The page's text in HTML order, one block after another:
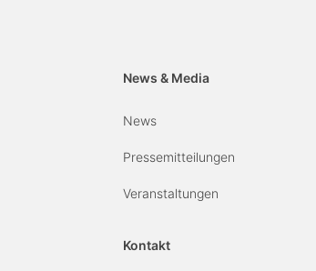
News & Media
News
Pressemitteilungen
Veranstaltungen
Kontakt